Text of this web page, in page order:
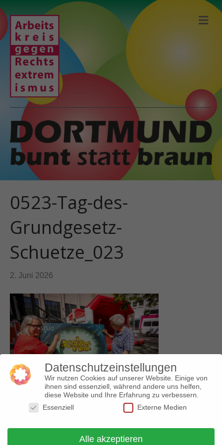
N
A
O
N
0523-Tag-des-
Grundgesetz-
Schuetze_023
2. Juni 2026
Datenschutzeinstellungen
Wir nutzen Cookies auf unserer Website. Einige von
ihnen sind essenziell, während andere uns helfen,
diese Website und Ihre Erfahrung zu verbessern.
Essenziell
Externe Medien
Alle akzeptieren